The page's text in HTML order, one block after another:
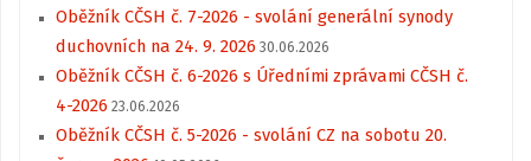
Oběžník CČSH č. 7-2026 - svolání generální synody
duchovních na 24. 9. 2026 30.06.2026
Oběžník CČSH č. 6-2026 s Úředními zprávami CČSH č.
4-2026 23.06.2026
Oběžník CČSH č. 5-2026 - svolání CZ na sobotu 20.